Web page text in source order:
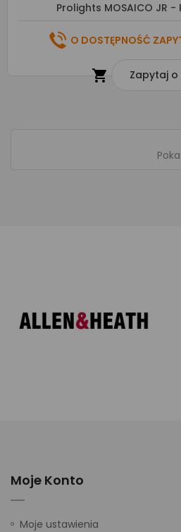
Prolights MOSAICO JR
O DOSTĘPNOŚĆ
 Zapytaj o
Moje Konto
Moje ustawienia